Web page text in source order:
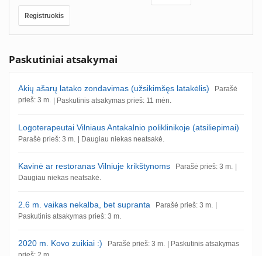
Registruokis
Paskutiniai atsakymai
Akių ašarų latako zondavimas (užsikimšęs latakėlis) Parašė
prieš: 3 m. | Paskutinis atsakymas prieš: 11 mėn.
Logoterapeutai Vilniaus Antakalnio poliklinikoje (atsiliepimai)
Parašė prieš: 3 m. | Daugiau niekas neatsakė.
Kavinė ar restoranas Vilniuje krikštynoms Parašė prieš: 3 m.
Daugiau niekas neatsakė.
2.6 m. vaikas nekalba, bet supranta Parašė prieš: 3 m.
Paskutinis atsakymas prieš: 3 m.
2020 m. Kovo zuikiai :) Parašė prieš: 3 m. | Paskutinis atsakymas